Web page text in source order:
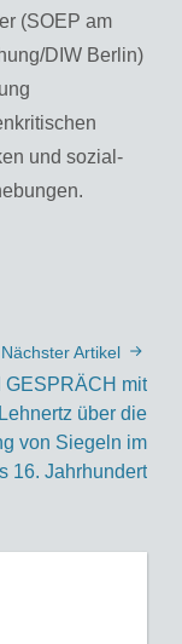
(SOEP am
DIW Berlin)
und sozial-
Nächster Artikel
GESPRÄCH mit
über die
von Siegeln im
16. Jahrhundert